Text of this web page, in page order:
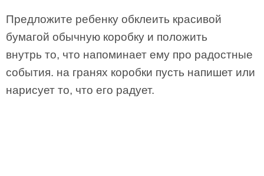
Предложите ребенку обклеить красивой
бумагой обычную коробку и положить
внутрь то, что напоминает ему про радостные
события. на гранях коробки пусть напишет или
нарисует то, что его радует.